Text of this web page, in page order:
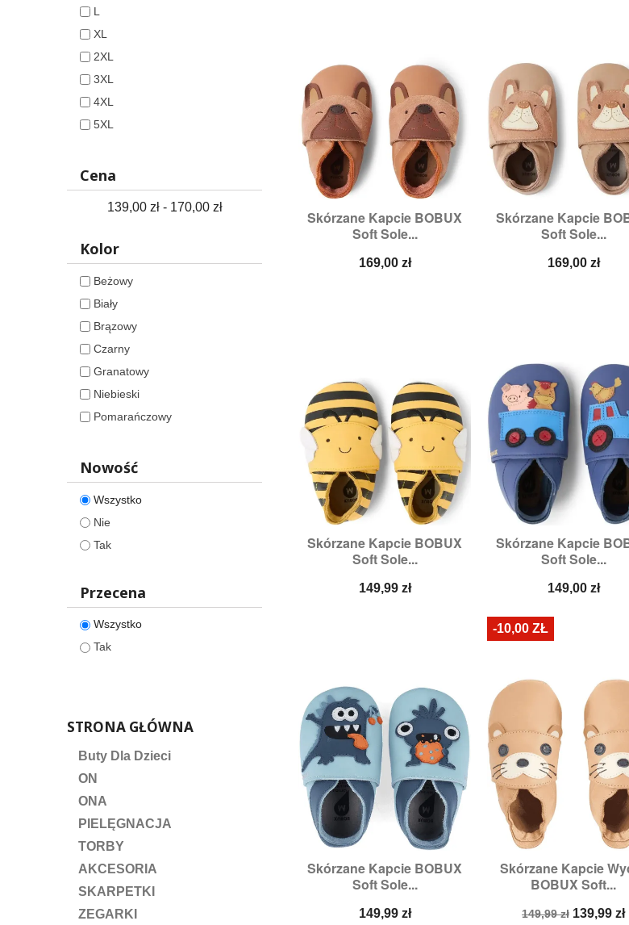
L
XL
2XL
3XL
4XL
5XL
Cena
139,00 zł - 170,00 zł
Kolor
Beżowy
Biały
Brązowy
Czarny
Granatowy
Niebieski
Pomarańczowy
Żółty
Nowość
Wszystko
Nie
Tak
Przecena
Wszystko
Tak
STRONA GŁÓWNA
Buty Dla Dzieci
ON
ONA
PIELĘGNACJA
TORBY
AKCESORIA
SKARPETKI
ZEGARKI
Skórzane Kapcie BOBUX
Soft Sole...
Cena
169,00 zł
Szybki podgląd
Rozmiary:XL
Skórzane Kapcie
Soft Sole...
Cena
169,00 zł
Szybki podgląd
Rozmiary:XL
Skórzane Kapcie BOBUX
Soft Sole...
Cena
149,99 zł
Szybki podgląd
Rozmiary: M,XL
Skórzane Kapcie
Soft Sole...
Cena
149,00 zł
Szybki podgląd
Rozmiary:2XL,M,
Skórzane Kapcie BOBUX
Soft Sole...
Cena
149,99 zł
Szybki podgląd
Rozmiary:3XL
Skórzane Kapcie
BOBUX Soft...
Cena
149,99 zł Cena
139,99 zł
Szybki podgląd
Rozmiary:XL
-10,00 ZŁ